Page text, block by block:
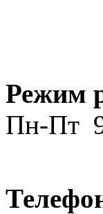
Режим
Пн-Пт